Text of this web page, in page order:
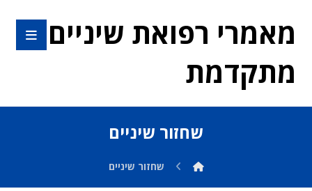
מאמרי רפואת שיניים
מתקדמת
שחזור שיניים
שחזור שיניים